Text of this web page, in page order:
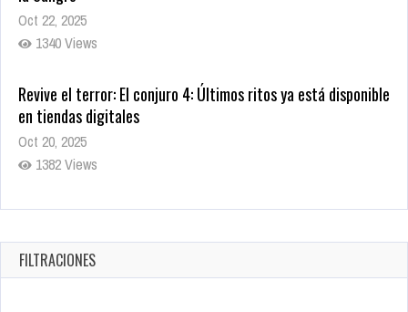
Oct 22, 2025
1340 Views
Revive el terror: El conjuro 4: Últimos ritos ya está disponible
en tiendas digitales
Oct 20, 2025
1382 Views
Warner Bros. lleva a las tiendas digitales su racha de
Oct 17, 2025
1438 Views
FILTRACIONES